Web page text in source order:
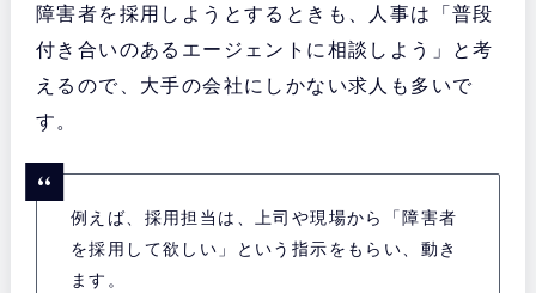
障害者を採用しようとするときも、人事は「普段
付き合いのあるエージェントに相談しよう」と考
えるので、大手の会社にしかない求人も多いで
す。
例えば、採用担当は、上司や現場から「障害者
を採用して欲しい」という指示をもらい、動き
ます。